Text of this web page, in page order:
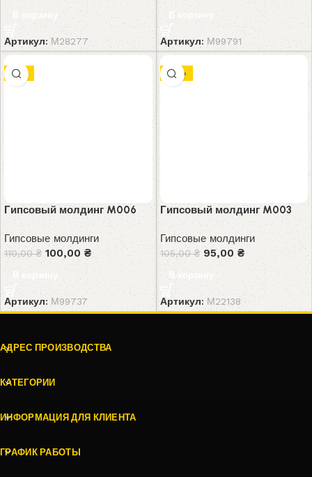
В корзину
Артикул:М28277
В корзину
Артикул:М99791
-9%
Гипсовый молдинг M006
Гипсовые молдинги
110,00₴ 100,00₴
В корзину
Артикул: М99737
-10%
Гипсовый молдинг M003
Гипсовые молдинги
105,00₴ 95,00₴
В корзину
Артикул: М22138
АДРЕС ПРОИЗВОДСТВА
КАТЕГОРИИ
ИНФОРМАЦИЯ ДЛЯ КЛИЕНТА
ГРАФИК РАБОТЫ